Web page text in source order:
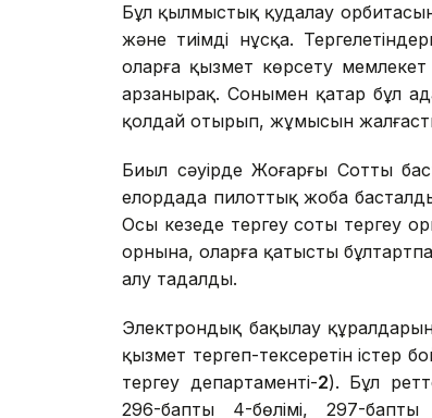
Бұл қылмыстық қудалау
және тиімді нұсқа.
оларға қызмет көрсету
арзанырақ. Сонымен қатар бұл
қолдай отырып, жұмысын
Биыл сәуірде Жоғарғы Соттың
елордада пилоттық жоба
Осы кезеңде тергеу соты тергеу
орнына, оларға қатысты
алу таңдалды.
Электрондық бақылау
қызмет тергеп-тексеретін істер
тергеу департаменті-2). Бұл
296-баптың 4-бөлімі, 297-